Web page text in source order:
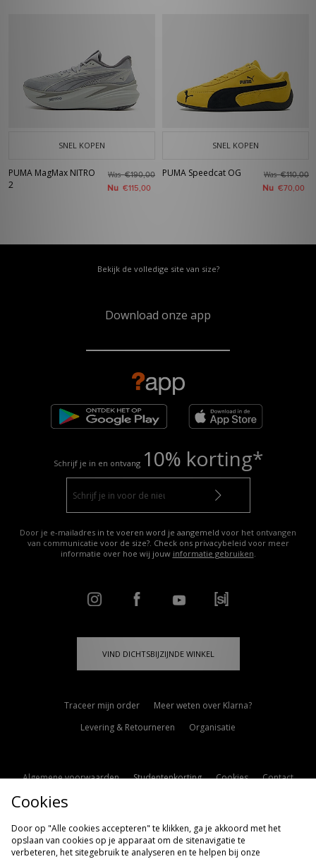
SNEL KOPEN
PUMA MagMax NITRO
2
Was€190,00
Nu €115,00
SNEL KOPEN
PUMA Speedcat OG Was€110,00
Nu €70,00
Bekijk de volledige site van size?
Download onze app
Schrijf je in en ontvang 10% korting*
Door je e-mailadres in te voeren word je aangemeld voor het ontvangen
van communicatie voor de size?. Check ons privacybeleid voor meer
informatie over hoe wij jouw informatie gebruiken.
VIND DICHTSBIJZIJNDE WINKEL
Traceer mijn order
Meer weten over Klarna?
Levering & Retourneren
Organisatie
Algemene voorwaarden Studentenkorting Cookies
Contact
Cookie Instellingen
Cookies
Door op "Alle cookies accepteren" te klikken, ga je akkoord met het
opslaan van cookies op je apparaat om de sitenavigatie te
verbeteren, het sitegebruik te analyseren en te helpen bij onze